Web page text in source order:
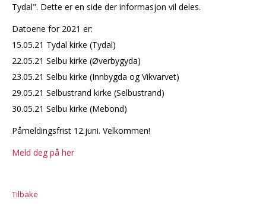
Tydal". Dette er en side der informasjon vil deles.
Datoene for 2021 er:
15.05.21 Tydal kirke (Tydal)
22.05.21 Selbu kirke (Øverbygyda)
23.05.21 Selbu kirke (Innbygda og Vikvarvet)
29.05.21 Selbustrand kirke (Selbustrand)
30.05.21 Selbu kirke (Mebond)
Påmeldingsfrist 12.juni. Velkommen!
Meld deg på her
Tilbake